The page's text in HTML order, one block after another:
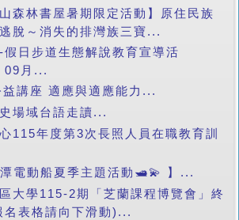
森林書屋暑期限定活動】原住民族
脫～消失的排灣族三寶...
假日步道生態解說教育宣導活
09月...
講座 適應與適應能力...
場域台語走讀...
115年度第3次長照人員在職教育訓
潭電動船夏季主題活動🛥️💫 】...
大學115-2期「芝蘭課程博覽會」終
名表格請向下滑動)...